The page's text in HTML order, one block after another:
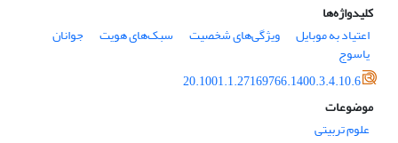
کلیدواژه‌ها
اعتیاد به موبایل
ویژگی‌های شخصیت سبک‌های هویت جوانان
یاسوج
20.1001.1.27169766.1400.3.4.10.6
موضوعات
علوم تربیتی